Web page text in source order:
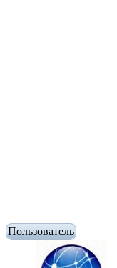
Пользователь